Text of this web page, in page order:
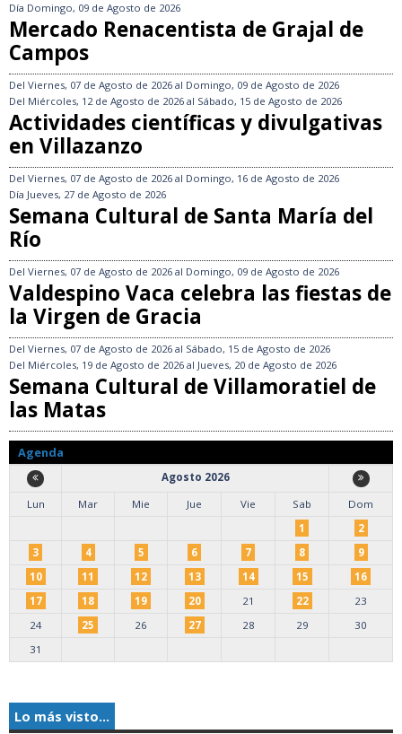
Día Domingo, 09 de Agosto de 2026
Mercado Renacentista de Grajal de
Campos
Del Viernes, 07 de Agosto de 2026 al Domingo, 09 de Agosto de 2026
Del Miércoles, 12 de Agosto de 2026 al Sábado, 15 de Agosto de 2026
Actividades científicas y divulgativas
en Villazanzo
Del Viernes, 07 de Agosto de 2026 al Domingo, 16 de Agosto de 2026
Día Jueves, 27 de Agosto de 2026
Semana Cultural de Santa María del
Río
Del Viernes, 07 de Agosto de 2026 al Domingo, 09 de Agosto de 2026
Valdespino Vaca celebra las fiestas de
la Virgen de Gracia
Del Viernes, 07 de Agosto de 2026 al Sábado, 15 de Agosto de 2026
Del Miércoles, 19 de Agosto de 2026 al Jueves, 20 de Agosto de 2026
Semana Cultural de Villamoratiel de
las Matas
Agenda
Agosto 2026
Lun
Mar Mie Jue Vie Sab
Dom
1
2
3
4 5 6 7 8
9
10
11 12 13 14 15
16
17
18 19 20 21 22
23
24
25 26 27 28 29
30
31
Lo más visto...